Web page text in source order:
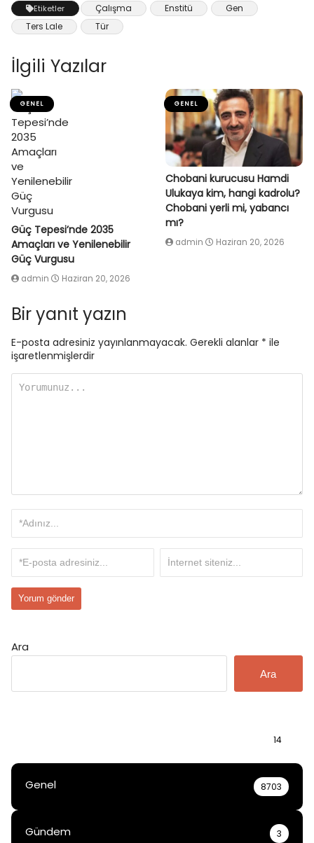
Etiketler Çalışma Enstitü
Gen
Ters Lale
Tür
İlgili Yazılar
GENEL
Güç Tepesi’nde 2035
Amaçları ve Yenilenebilir
Güç Vurgusu
admin Haziran 20, 2026
GENEL
Chobani kurucusu Hamdi
Ulukaya kim, hangi kadrolu?
Chobani yerli mi, yabancı
mı?
admin Haziran 20, 2026
Bir yanıt yazın
E-posta adresiniz yayınlanmayacak. Gerekli alanlar * ile
işaretlenmişlerdir
Ara
Ara
14
Genel 8703
Gündem 3